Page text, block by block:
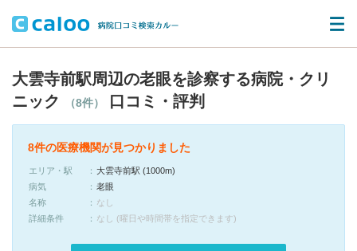
大雲寺前駅周辺の老眼を診察する病院・クリ
ニック
（8件） 口コミ・評判
8件の医療機関が見つかりました
エリア・駅
大雲寺前駅 (1000m)
病気
老眼
名称
なし
詳細条件
なし (曜日や時間帯を指定できます)